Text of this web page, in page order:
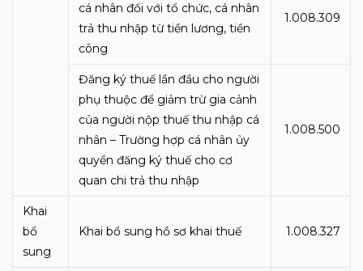
cá nhân đối với tổ chức, cá nhân
trả thu nhập từ tiền lương, tiền
công
1.008.309
Đăng ký thuế lần đầu cho người
phụ thuộc để giảm trừ gia cảnh
của người nộp thuế thu nhập cá
nhân – Trường hợp cá nhân ủy
quyền đăng ký thuế cho cơ
quan chi trả thu nhập
1.008.500
Khai
bổ
sung
Khai bổ sung hồ sơ khai thuế 1.008.327